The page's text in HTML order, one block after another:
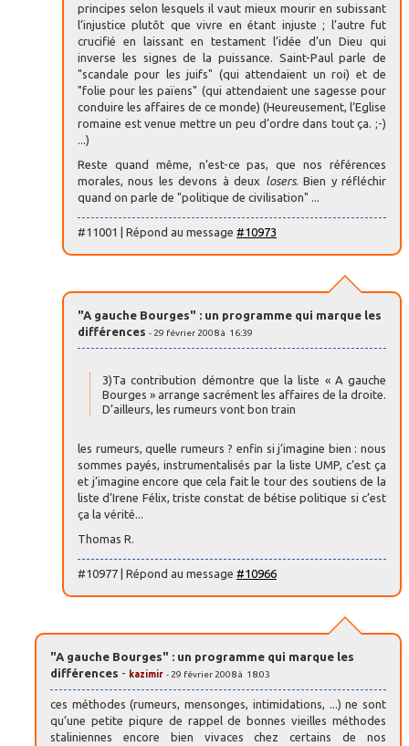
principes selon lesquels il vaut mieux mourir en subissant
l’injustice plutôt que vivre en étant injuste ; l’autre fut
crucifié en laissant en testament l’idée d’un Dieu qui
inverse les signes de la puissance. Saint-Paul parle de
"scandale pour les juifs" (qui attendaient un roi) et de
"folie pour les païens" (qui attendaient une sagesse pour
conduire les affaires de ce monde) (Heureusement, l’Eglise
romaine est venue mettre un peu d’ordre dans tout ça. ;-)
...)
Reste quand même, n’est-ce pas, que nos références
morales, nous les devons à deux losers. Bien y réfléchir
quand on parle de "politique de civilisation" ...
#11001 | Répond au message #10973
"A gauche Bourges" : un programme qui marque les
différences - 29 février 2008 à 16:39
3)Ta contribution démontre que la liste « A gauche
Bourges » arrange sacrément les affaires de la droite.
D’ailleurs, les rumeurs vont bon train
les rumeurs, quelle rumeurs ? enfin si j’imagine bien : nous
sommes payés, instrumentalisés par la liste UMP, c’est ça
et j’imagine encore que cela fait le tour des soutiens de la
liste d’Irene Félix, triste constat de bétise politique si c’est
ça la vérité...
Thomas R.
#10977 | Répond au message #10966
"A gauche Bourges" : un programme qui marque les
différences - kazimir - 29 février 2008 à 18:03
ces méthodes (rumeurs, mensonges, intimidations, ...) ne sont
qu’une petite piqure de rappel de bonnes vieilles méthodes
staliniennes encore bien vivaces chez certains de nos